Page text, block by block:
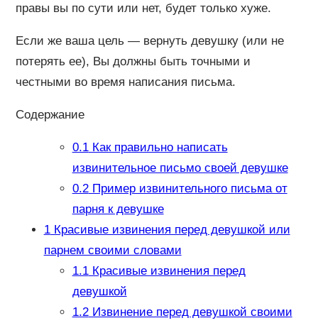
правы вы по сути или нет, будет только хуже.
Если же ваша цель — вернуть девушку (или не
потерять ее), Вы должны быть точными и
честными во время написания письма.
Содержание
0.1Как правильно написать
извинительное письмо своей девушке
0.2Пример извинительного письма от
парня к девушке
1Красивые извинения перед девушкой или
парнем своими словами
1.1Красивые извинения перед
девушкой
1.2Извинение перед девушкой своими